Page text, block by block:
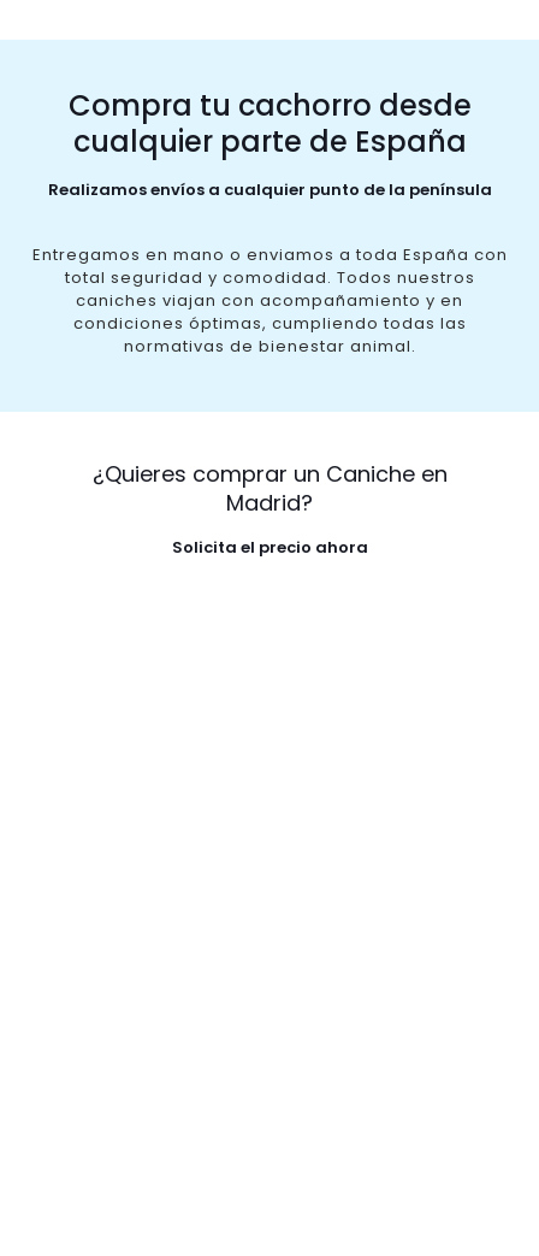
Compra tu cachorro desde
cualquier parte de España
Realizamos envíos a cualquier punto de la península
Entregamos en mano o enviamos a toda España con
total seguridad y comodidad. Todos nuestros
caniches viajan con acompañamiento y en
condiciones óptimas, cumpliendo todas las
normativas de bienestar animal.
¿Quieres comprar un Caniche en
Madrid?
Solicita el precio ahora